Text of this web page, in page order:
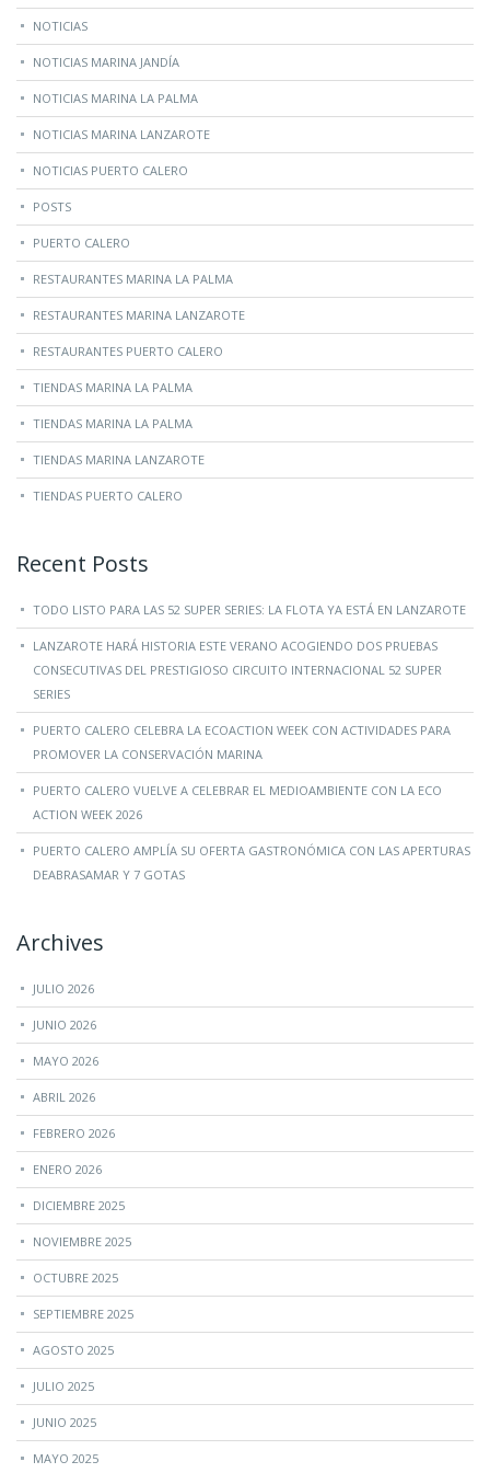
NOTICIAS
NOTICIAS MARINA JANDÍA
NOTICIAS MARINA LA PALMA
NOTICIAS MARINA LANZAROTE
NOTICIAS PUERTO CALERO
POSTS
PUERTO CALERO
RESTAURANTES MARINA LA PALMA
RESTAURANTES MARINA LANZAROTE
RESTAURANTES PUERTO CALERO
TIENDAS MARINA LA PALMA
TIENDAS MARINA LA PALMA
TIENDAS MARINA LANZAROTE
TIENDAS PUERTO CALERO
Recent Posts
TODO LISTO PARA LAS 52 SUPER SERIES: LA FLOTA YA ESTÁ EN LANZAROTE
LANZAROTE HARÁ HISTORIA ESTE VERANO ACOGIENDO DOS PRUEBAS
CONSECUTIVAS DEL PRESTIGIOSO CIRCUITO INTERNACIONAL 52 SUPER
SERIES
PUERTO CALERO CELEBRA LA ECOACTION WEEK CON ACTIVIDADES PARA
PROMOVER LA CONSERVACIÓN MARINA
PUERTO CALERO VUELVE A CELEBRAR EL MEDIOAMBIENTE CON LA ECO
ACTION WEEK 2026
PUERTO CALERO AMPLÍA SU OFERTA GASTRONÓMICA CON LAS APERTURAS
DEABRASAMAR Y 7 GOTAS
Archives
JULIO 2026
JUNIO 2026
MAYO 2026
ABRIL 2026
FEBRERO 2026
ENERO 2026
DICIEMBRE 2025
NOVIEMBRE 2025
OCTUBRE 2025
SEPTIEMBRE 2025
AGOSTO 2025
JULIO 2025
JUNIO 2025
MAYO 2025